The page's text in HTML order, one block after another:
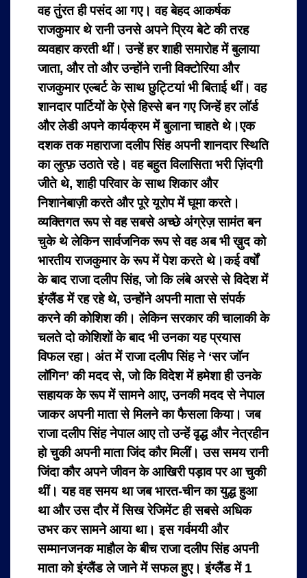
वह तुंरत ही पसंद आ गए। वह बेहद आकर्षक
राजकुमार थे रानी उनसे अपने प्रिय बेटे की तरह
व्यवहार करती थीं। उन्हें हर शाही समारोह में बुलाया
जाता, और तो और उन्होंने रानी विक्टोरिया और
राजकुमार एल्बर्ट के साथ छुट्टियां भी बिताई थीं। वह
शानदार पार्टियों के ऐसे हिस्से बन गए जिन्हें हर लॉर्ड
और लेडी अपने कार्यक्रम में बुलाना चाहते थे।एक
दशक तक महाराजा दलीप सिंह अपनी शानदार स्थिति
का लुत्फ़ उठाते रहे। वह बहुत विलासिता भरी ज़िंदगी
जीते थे, शाही परिवार के साथ शिकार और
निशानेबाज़ी करते और पूरे यूरोप में घूमा करते।
व्यक्तिगत रूप से वह सबसे अच्छे अंग्रेज़ सामंत बन
चुके थे लेकिन सार्वजनिक रूप से वह अब भी ख़ुद को
भारतीय राजकुमार के रूप में पेश करते थे।कई वर्षों
के बाद राजा दलीप सिंह, जो कि लंबे अरसे से विदेश में
इंग्लैंड में रह रहे थे, उन्होंने अपनी माता से संपर्क
करने की कोशिश की। लेकिन सरकार की चालाकी के
चलते दो कोशिशों के बाद भी उनका यह प्रयास
विफल रहा। अंत में राजा दलीप सिंह ने ‘सर जॉन
लॉगिन’ की मदद से, जो कि विदेश में हमेशा ही उनके
सहायक के रूप में सामने आए, उनकी मदद से नेपाल
जाकर अपनी माता से मिलने का फैसला किया। जब
राजा दलीप सिंह नेपाल आए तो उन्हें वृद्ध और नेत्रहीन
हो चुकी अपनी माता जिंद कौर मिलीं। उस समय रानी
जिंदा कौर अपने जीवन के आखिरी पड़ाव पर आ चुकी
थीं। यह वह समय था जब भारत-चीन का युद्ध हुआ
था और उस दौर में सिख रेजिमेंट ही सबसे अधिक
उभर कर सामने आया था। इस गर्वमयी और
सम्मानजनक माहौल के बीच राजा दलीप सिंह अपनी
माता को इंग्लैंड ले जाने में सफल हुए। इंग्लैंड में 1